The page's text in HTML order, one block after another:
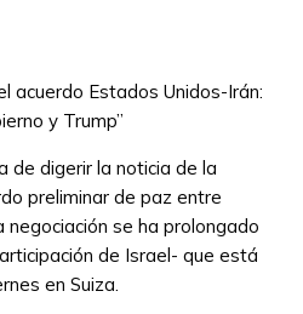
de digerir la noticia de la
preliminar de paz entre
negociación se ha prolongado
de Israel- que está
en Suiza.